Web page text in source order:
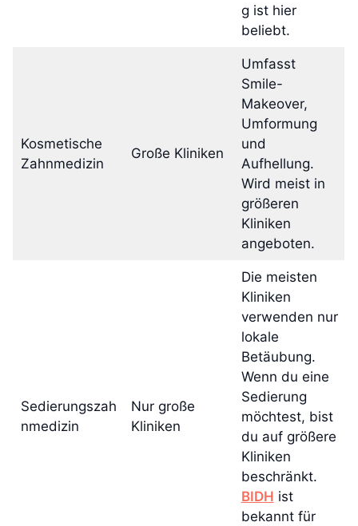
g ist hier
beliebt.
Kosmetische
Zahnmedizin
Große Kliniken
Umfasst
Smile-
Makeover,
Umformung
und
Aufhellung.
Wird meist in
größeren
Kliniken
angeboten.
Sedierungszah
nmedizin
Nur große
Kliniken
Die meisten
Kliniken
verwenden nur
lokale
Betäubung.
Wenn du eine
Sedierung
möchtest, bist
du auf größere
Kliniken
beschränkt.
BIDH ist
bekannt für